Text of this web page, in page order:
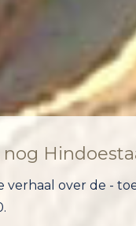
nog
verhaal over de -